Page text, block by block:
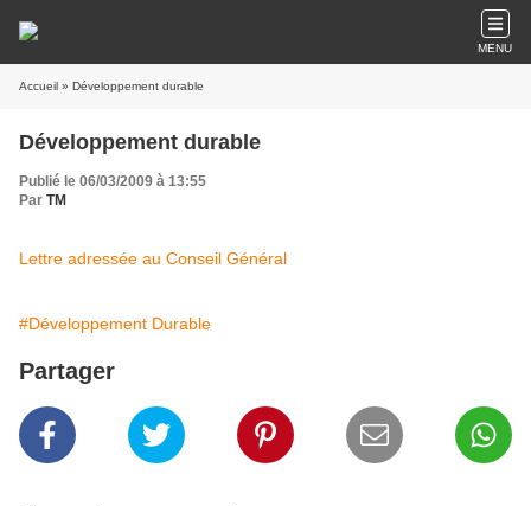
MENU
Accueil » Développement durable
Développement durable
Publié le 06/03/2009 à 13:55
Par TM
Lettre adressée au Conseil Général
#Développement Durable
Partager